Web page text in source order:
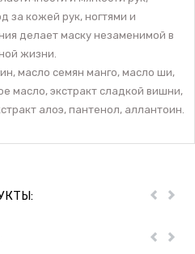
за кожей рук, ногтями и
делает маску незаменимой в
жизни.
масло семян манго, масло ши,
масло, экстракт сладкой вишни,
алоэ, пантенол, аллантоин.
Пред
Пред